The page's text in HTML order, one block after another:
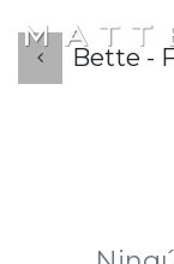
Bette -